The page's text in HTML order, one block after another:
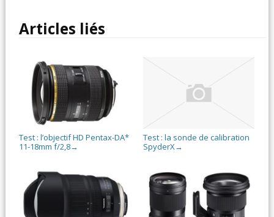
Articles liés
Test : l’objectif HD Pentax-DA*
11-18mm f/2,8→
Test : la sonde de calibration
SpyderX→